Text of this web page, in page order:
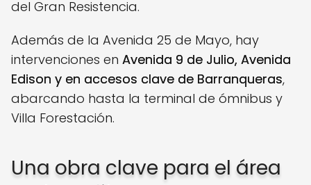
del Gran Resistencia.
Además de la Avenida 25 de Mayo, hay
intervenciones en Avenida 9 de Julio, Avenida
Edison y en accesos clave de Barranqueras,
abarcando hasta la terminal de ómnibus y
Villa Forestación.
Una obra clave para el área